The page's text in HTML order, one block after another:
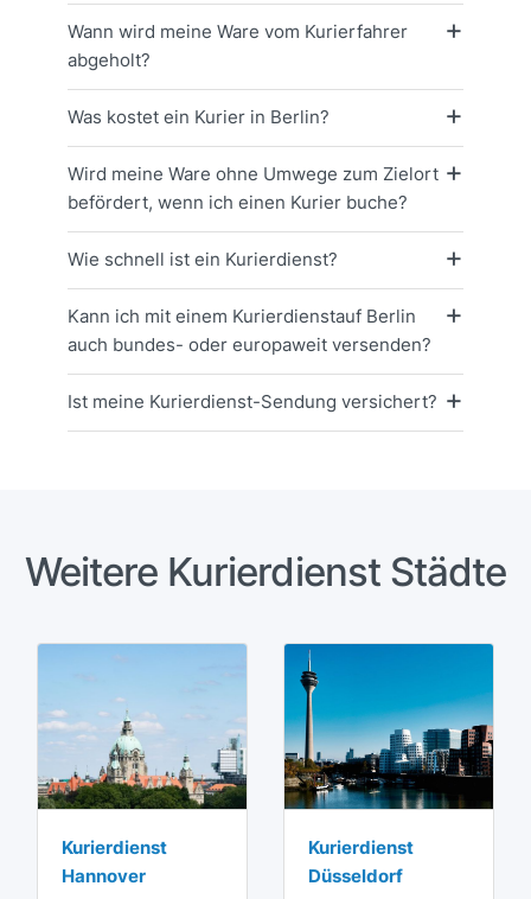
Wann wird meine Ware vom Kurierfahrer
abgeholt?
Was kostet ein Kurier in Berlin?
Wird meine Ware ohne Umwege zum Zielort
befördert, wenn ich einen Kurier buche?
Wie schnell ist ein Kurierdienst?
Kann ich mit einem Kurierdienstauf Berlin
auch bundes- oder europaweit versenden?
Ist meine Kurierdienst-Sendung versichert?
Weitere Kurierdienst Städte
Kurierdienst
Hannover
Kurierdienst
Düsseldorf